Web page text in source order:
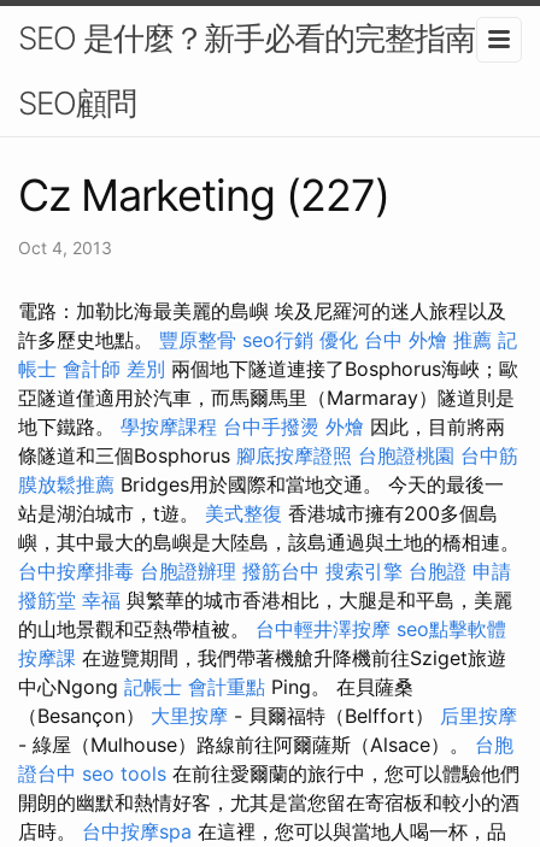
SEO 是什麼？新手必看的完整指南-
SEO顧問
Cz Marketing (227)
Oct 4, 2013
電路：加勒比海最美麗的島嶼 埃及尼羅河的迷人旅程以及
許多歷史地點。 豐原整骨 seo行銷 優化 台中 外燴 推薦 記
帳士 會計師 差別 兩個地下隧道連接了Bosphorus海峽；歐
亞隧道僅適用於汽車，而馬爾馬里（Marmaray）隧道則是
地下鐵路。 學按摩課程 台中手撥燙 外燴 因此，目前將兩
條隧道和三個Bosphorus 腳底按摩證照 台胞證桃園 台中筋
膜放鬆推薦 Bridges用於國際和當地交通。 今天的最後一
站是湖泊城市，t遊。 美式整復 香港城市擁有200多個島
嶼，其中最大的島嶼是大陸島，該島通過與土地的橋相連。
台中按摩排毒 台胞證辦理 撥筋台中 搜索引擎 台胞證 申請
撥筋堂 幸福 與繁華的城市香港相比，大腿是和平島，美麗
的山地景觀和亞熱帶植被。 台中輕井澤按摩 seo點擊軟體
按摩課 在遊覽期間，我們帶著機艙升降機前往Sziget旅遊
中心Ngong 記帳士 會計重點 Ping。 在貝薩桑
（Besançon） 大里按摩 - 貝爾福特（Belffort） 后里按摩
- 綠屋（Mulhouse）路線前往阿爾薩斯（Alsace）。 台胞
證台中 seo tools 在前往愛爾蘭的旅行中，您可以體驗他們
開朗的幽默和熱情好客，尤其是當您留在寄宿板和較小的酒
店時。 台中按摩spa 在這裡，您可以與當地人喝一杯，品